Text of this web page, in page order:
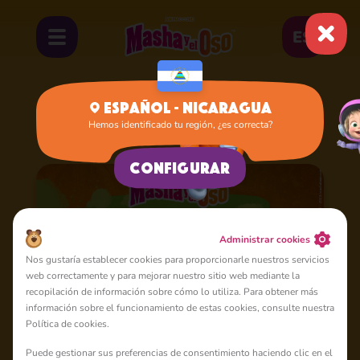
ES
Caricaturas Temporada 6
Español - Nicaragua
Hemos identificado tu región, ¿es correcta?
Configurar
Administrar cookies
Nos gustaría establecer cookies para proporcionarle nuestros servicios
web correctamente y para mejorar nuestro sitio web mediante la
recopilación de información sobre cómo lo utiliza. Para obtener más
información sobre el funcionamiento de estas cookies, consulte nuestra
Política de cookies.
Puede gestionar sus preferencias de consentimiento haciendo clic en el